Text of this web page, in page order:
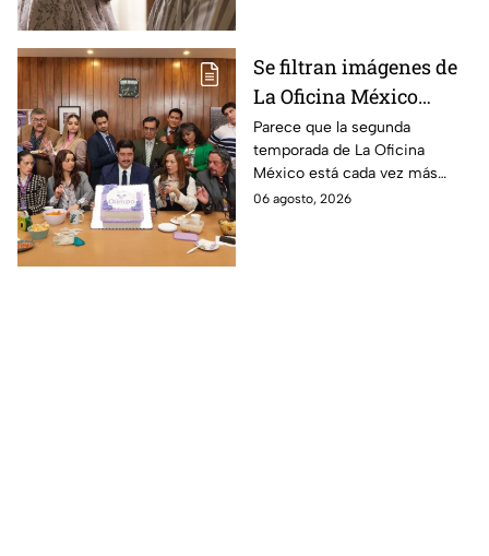
Se filtran imágenes de
La Oficina México
temporada 2 y un
detalle desata teorías
entre los fans
Parece que la segunda
temporada de La Oficina
México está cada vez más
cerca, pues el elenco ya se
06 agosto, 2026